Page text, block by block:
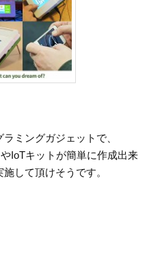
ミングガジェットで、
IoTキットが簡単に作成出来
して頂けそうです。